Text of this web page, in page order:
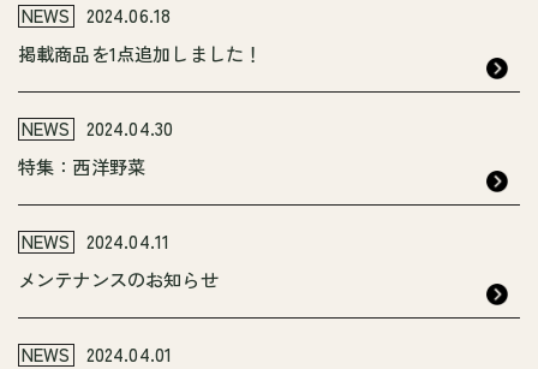
NEWS
2024.06.18
掲載商品を1点追加しました！
NEWS
2024.04.30
特集：西洋野菜
NEWS
2024.04.11
メンテナンスのお知らせ
NEWS
2024.04.01